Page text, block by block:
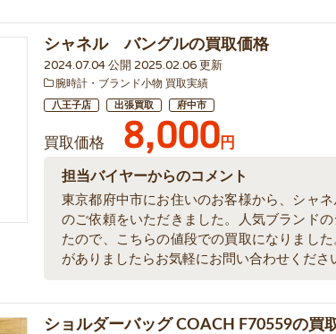
シャネル バングルの買取価格
2024.07.04 公開 2025.02.06 更新
腕時計・ブランド小物 買取実績
八王子店 出張買取 府中市
買取価格 8,000円
担当バイヤーからのコメント
東京都府中市にお住いのお客様から、シャ
のご依頼をいただきました。人気ブランド
たので、こちらの値段での買取になりまし
がありましたらお気軽にお問い合わせくださ
ショルダーバッグ COACH F70559の買